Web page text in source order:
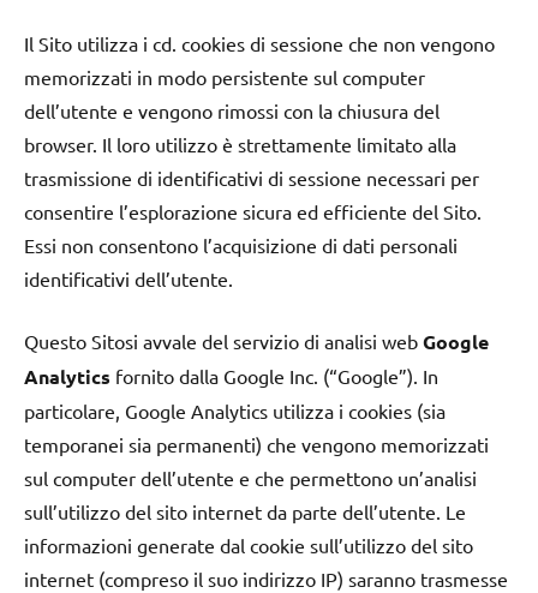
Il Sito utilizza i cd. cookies di sessione che non vengono
memorizzati in modo persistente sul computer
dell’utente e vengono rimossi con la chiusura del
browser. Il loro utilizzo è strettamente limitato alla
trasmissione di identificativi di sessione necessari per
consentire l’esplorazione sicura ed efficiente del Sito.
Essi non consentono l’acquisizione di dati personali
identificativi dell’utente.
Questo Sitosi avvale del servizio di analisi web Google
Analytics fornito dalla Google Inc. (“Google”). In
particolare, Google Analytics utilizza i cookies (sia
temporanei sia permanenti) che vengono memorizzati
sul computer dell’utente e che permettono un’analisi
sull’utilizzo del sito internet da parte dell’utente. Le
informazioni generate dal cookie sull’utilizzo del sito
internet (compreso il suo indirizzo IP) saranno trasmesse